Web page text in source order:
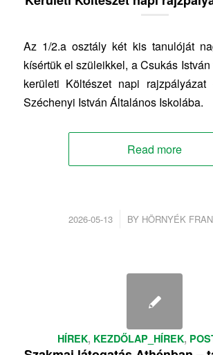
Az 1/2.a osztály két kis tanulóját
kísértük el szüleikkel, a Csukás
kerületi Költészet napi rajzpályázat
Széchenyi István Általános Iskolába.
Read more
2026-05-13
/ BY HÖRNYÉK
HÍREK, KEZDŐLAP_HÍREK,